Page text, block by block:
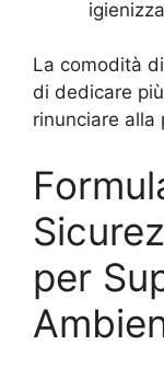
La comodità
di dedicare
rinunciare alla
per